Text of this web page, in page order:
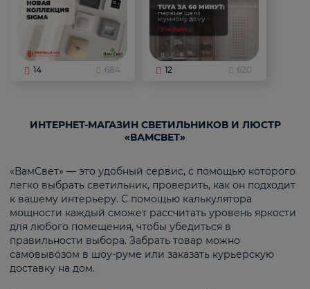
14 684 12 620
ИНТЕРНЕТ-МАГАЗИН СВЕТИЛЬНИКОВ И ЛЮСТР
«ВАМСВЕТ»
«ВамСвет» — это удобный сервис, с помощью которого
легко выбрать светильник, проверить, как он подходит
к вашему интерьеру. С помощью калькулятора
мощности каждый сможет рассчитать уровень яркости
для любого помещения, чтобы убедиться в
правильности выбора. Забрать товар можно
самовывозом в шоу-руме или заказать курьерскую
доставку на дом.